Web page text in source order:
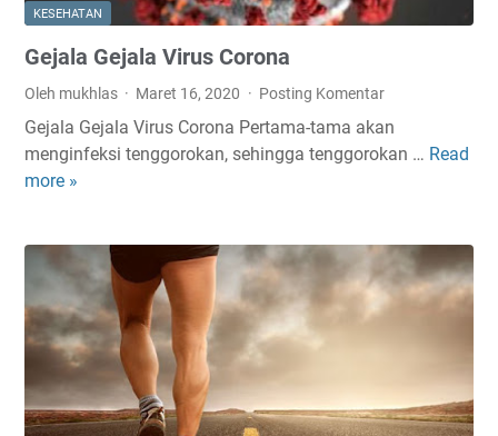
KESEHATAN
Gejala Gejala Virus Corona
Oleh mukhlas Maret 16, 2020 Posting Komentar
Gejala Gejala Virus Corona Pertama-tama akan
menginfeksi tenggorokan, sehingga tenggorokan … Read
more »
G
a
G
e
j
a
l